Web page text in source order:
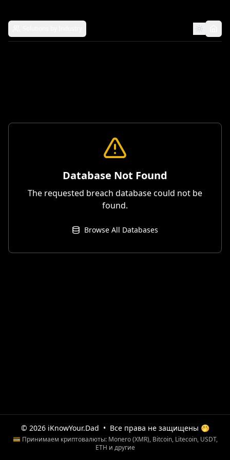
Database Not Found
The requested breach database could not be
found.
Browse All Databases
© 2026 iKnowYour.Dad • Все права не защищены 🤭
💳 Принимаем криптовалюты: Monero (XMR), Bitcoin, Litecoin, USDT,
ETH и другие